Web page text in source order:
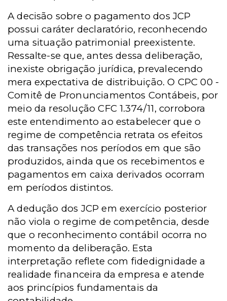
A decisão sobre o pagamento dos JCP
possui caráter declaratório, reconhecendo
uma situação patrimonial preexistente.
Ressalte-se que, antes dessa deliberação,
inexiste obrigação jurídica, prevalecendo
mera expectativa de distribuição. O CPC 00 -
Comitê de Pronunciamentos Contábeis, por
meio da resolução CFC 1.374/11, corrobora
este entendimento ao estabelecer que o
regime de competência retrata os efeitos
das transações nos períodos em que são
produzidos, ainda que os recebimentos e
pagamentos em caixa derivados ocorram
em períodos distintos.
A dedução dos JCP em exercício posterior
não viola o regime de competência, desde
que o reconhecimento contábil ocorra no
momento da deliberação. Esta
interpretação reflete com fidedignidade a
realidade financeira da empresa e atende
aos princípios fundamentais da